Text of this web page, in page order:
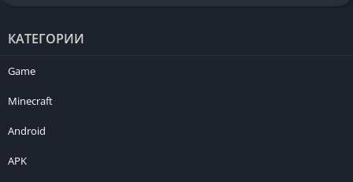
КАТЕГОРИИ
Game
Minecraft
Android
APK